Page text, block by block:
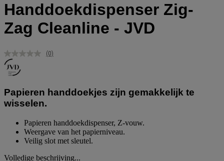
Handdoekdispenser Zig-
Zag Cleanline - JVD
Geen
(0)
Papieren handdoekjes zijn gemakkelijk te
wisselen.
Papieren handdoekdispenser, Z-vouw.
Weergave van het papierniveau.
Veilig slot met sleutel.
Volledige beschrijving...